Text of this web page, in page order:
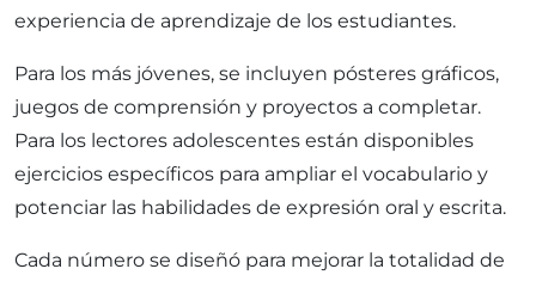
experiencia de aprendizaje de los estudiantes.
Para los más jóvenes, se incluyen pósteres gráficos,
juegos de comprensión y proyectos a completar.
Para los lectores adolescentes están disponibles
ejercicios específicos para ampliar el vocabulario y
potenciar las habilidades de expresión oral y escrita.
Cada número se diseñó para mejorar la totalidad de